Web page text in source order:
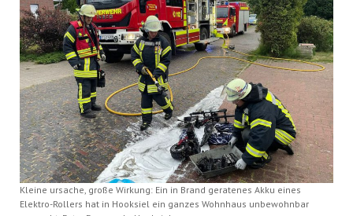
Kleine ursache, große Wirkung: Ein in Brand geratenes Akku eines
Elektro-Rollers hat in Hooksiel ein ganzes Wohnhaus unbewohnbar